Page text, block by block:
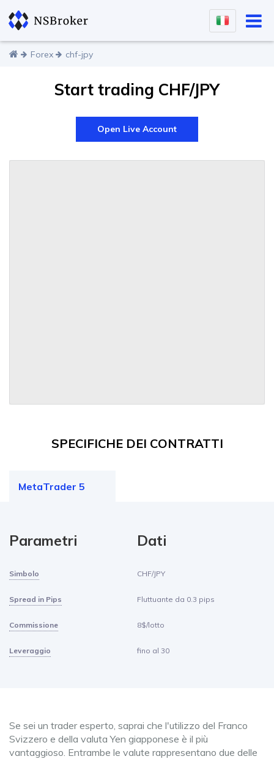
Forex chf-jpy
Start trading CHF/JPY
Open Live Account
SPECIFICHE DEI CONTRATTI
MetaTrader 5
Parametri Dati
Simbolo CHF/JPY
Spread in Pips Fluttuante da 0.3 pips
Commissione 8$/lotto
Leveraggio fino al 30
Se sei un trader esperto, saprai che l'utilizzo del Franco
Svizzero e della valuta Yen giapponese è il più
vantaggioso. Entrambe le valute rappresentano due delle